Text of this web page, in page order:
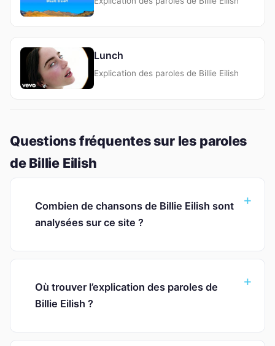
Lunch
Explication des paroles de Billie Eilish
Questions fréquentes sur les paroles
de Billie Eilish
Combien de chansons de Billie Eilish sont
analysées sur ce site ?
Où trouver l’explication des paroles de
Billie Eilish ?